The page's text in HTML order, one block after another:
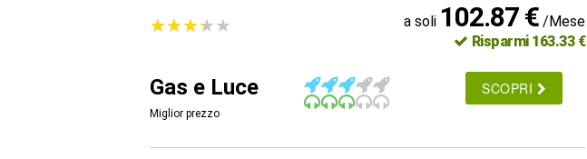
★★★★★
★★★★★ a soli 102.87 € /Mese
Risparmi 163.33 €
Gas e Luce
Miglior prezzo
SCOPRI